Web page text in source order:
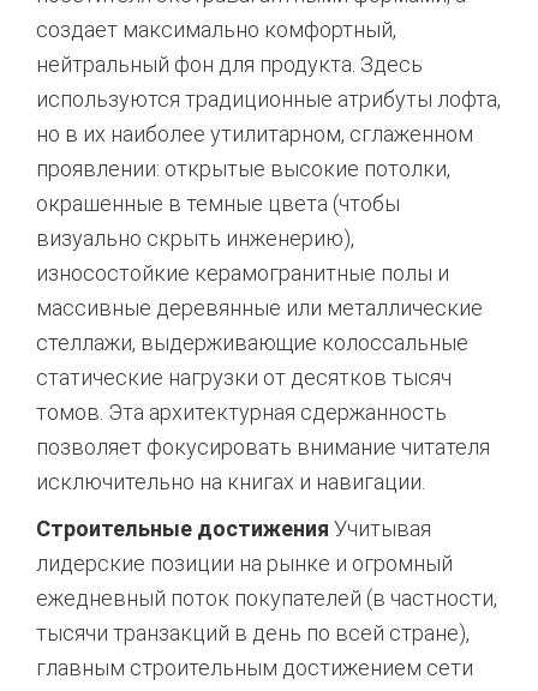
создает максимально комфортный,
нейтральный фон для продукта. Здесь
используются традиционные атрибуты лофта,
но в их наиболее утилитарном, сглаженном
проявлении: открытые высокие потолки,
окрашенные в темные цвета (чтобы
визуально скрыть инженерию),
износостойкие керамогранитные полы и
массивные деревянные или металлические
стеллажи, выдерживающие колоссальные
статические нагрузки от десятков тысяч
томов. Эта архитектурная сдержанность
позволяет фокусировать внимание читателя
исключительно на книгах и навигации.
Строительные достижения Учитывая
лидерские позиции на рынке и огромный
ежедневный поток покупателей (в частности,
тысячи транзакций в день по всей стране),
главным строительным достижением сети